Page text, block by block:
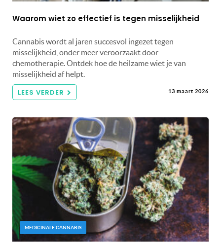
Waarom wiet zo effectief is tegen misselijkheid
Cannabis wordt al jaren succesvol ingezet tegen
misselijkheid, onder meer veroorzaakt door
chemotherapie. Ontdek hoe de heilzame wiet je van
misselijkheid af helpt.
LEES VERDER 13 maart 2026
MEDICINALE CANNABIS